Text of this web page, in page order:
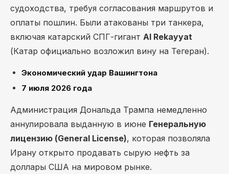
судоходства, требуя согласования маршрутов и
оплаты пошлин. Были атакованы три танкера,
включая катарский СПГ-гигант Al Rekayyat
(Катар официально возложил вину на Тегеран).
Экономический удар Вашингтона
7 июля 2026 года
Администрация Дональда Трампа немедленно
аннулировала выданную в июне Генеральную
лицензию (General License), которая позволяла
Ирану открыто продавать сырую нефть за
доллары США на мировом рынке.